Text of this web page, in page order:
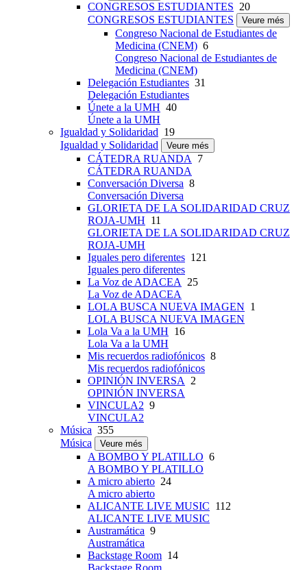
CONGRESOS ESTUDIANTES 20
CONGRESOS ESTUDIANTES
Veure més
Congreso Nacional de Estudiantes de
Medicina (CNEM) 6
Congreso Nacional de Estudiantes de
Medicina (CNEM)
Delegación Estudiantes 31
Delegación Estudiantes
Únete a la UMH 40
Únete a la UMH
Igualdad y Solidaridad 19
Igualdad y Solidaridad
Veure més
CÁTEDRA RUANDA
7
CÁTEDRA RUANDA
Conversación Diversa 8
Conversación Diversa
GLORIETA DE LA SOLIDARIDAD CRUZ
ROJA-UMH 11
GLORIETA DE LA SOLIDARIDAD CRUZ
ROJA-UMH
Iguales pero diferentes 121
Iguales pero diferentes
La Voz de ADACEA
25
La Voz de ADACEA
LOLA BUSCA NUEVA IMAGEN 1
LOLA BUSCA NUEVA IMAGEN
Lola Va a la UMH 16
Lola Va a la UMH
Mis recuerdos radiofónicos 8
Mis recuerdos radiofónicos
OPINIÓN INVERSA
2
OPINIÓN INVERSA
VINCULA2 9
VINCULA2
Música 355
Música
Veure més
A BOMBO Y PLATILLO 6
A BOMBO Y PLATILLO
A micro abierto 24
A micro abierto
ALICANTE LIVE MUSIC 112
ALICANTE LIVE MUSIC
Austramática 9
Austramática
Backstage Room 14